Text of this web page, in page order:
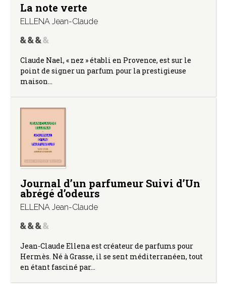
La note verte
ELLENA Jean-Claude
Claude Nael, « nez » établi en Provence, est sur le
point de signer un parfum pour la prestigieuse
maison…
Journal d’un parfumeur Suivi d’Un
abrégé d’odeurs
ELLENA Jean-Claude
Jean-Claude Ellena est créateur de parfums pour
Hermès. Né à Grasse, il se sent méditerranéen, tout
en étant fasciné par…